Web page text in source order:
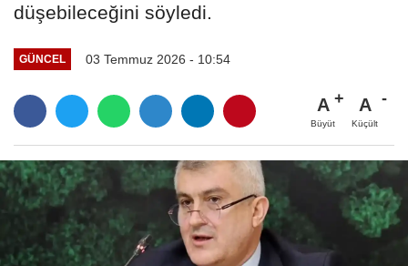
düşebileceğini söyledi.
GÜNCEL 03 Temmuz 2026 - 10:54
A
Büyüt
A
Küçült